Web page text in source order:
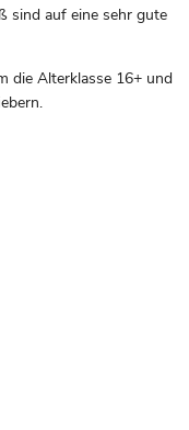
sind auf eine sehr gute
die Alterklasse 16+ und